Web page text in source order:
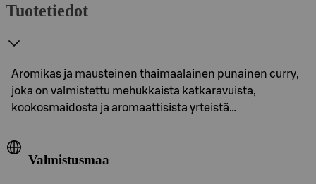
Tuotetiedot
Aromikas ja mausteinen thaimaalainen punainen curry,
joka on valmistettu mehukkaista katkaravuista,
kookosmaidosta ja aromaattisista yrteistä…
Valmistusmaa